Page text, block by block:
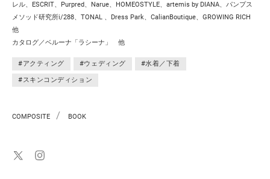
レル、ESCRIT、Purpred、Narue、HOMEOSTYLE、artemis by DIANA、パンプス
メソッド研究所i/288、TONAL 、Dress Park、CalianBoutique、GROWING RICH
他
カタログ／ベルーナ「ラシーナ」 他
#アクティング #ウェディング #水着／下着
#スキンコンディション
COMPOSITE / BOOK